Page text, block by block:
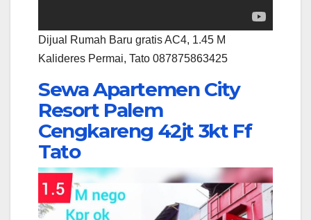
Dijual Rumah Baru gratis AC4, 1.45 M
Kalideres Permai, Tato 087875863425
Sewa Apartemen City
Resort Palem
Cengkareng 42jt 3kt Ff
Tato